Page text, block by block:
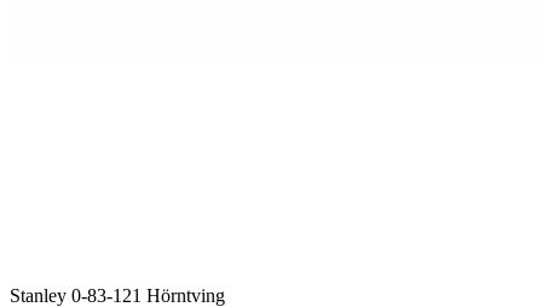
Stanley 0-83-121 Hörntving